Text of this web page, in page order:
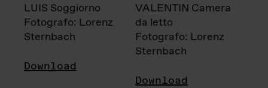
LUIS Soggiorno
Fotografo: Lorenz
Sternbach
Download
VALENTIN Camera
da letto
Fotografo: Lorenz
Sternbach
Download